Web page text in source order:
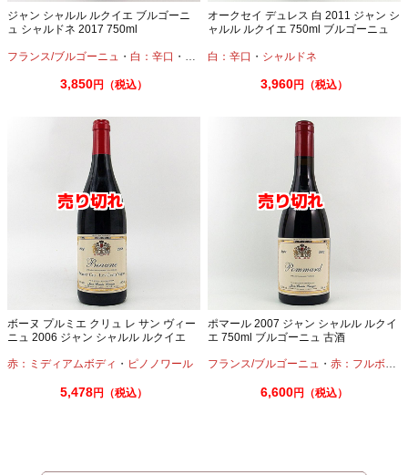
ジャン シャルル ルクイエ ブルゴーニ
ュ シャルドネ 2017 750ml
フランス/ブルゴーニュ ・ 白：辛口 ・ シャルドネ
3,850円（税込）
オークセイ デュレス 白 2011 ジャン シ
ャルル ルクイエ 750ml ブルゴーニュ
白：辛口 ・ シャルドネ
3,960円（税込）
ボーヌ プルミエ クリュ レ サン ヴィー
ニュ 2006 ジャン シャルル ルクイエ
赤：ミディアムボディ ・ ピノノワール
5,478円（税込）
ポマール 2007 ジャン シャルル ルクイ
エ 750ml ブルゴーニュ 古酒
フランス/ブルゴーニュ ・赤：フルボディ
6,600円（税込）